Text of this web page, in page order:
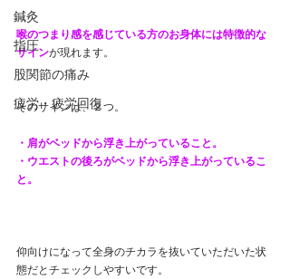
鍼灸
指圧
股関節の痛み
疲労・疲労回復
喉のつまり感を感じている方のお身体には特徴的な
サインが現れます。
そのサインは、２つ。
・肩がベッドから浮き上がっていること。
・ウエストの後ろがベッドから浮き上がっているこ
と。
仰向けになって全身のチカラを抜いていただいた状
態だとチェックしやすいです。